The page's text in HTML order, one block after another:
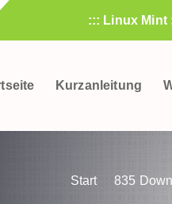
::: Linux Mint
Kurzanleitung
Start 835